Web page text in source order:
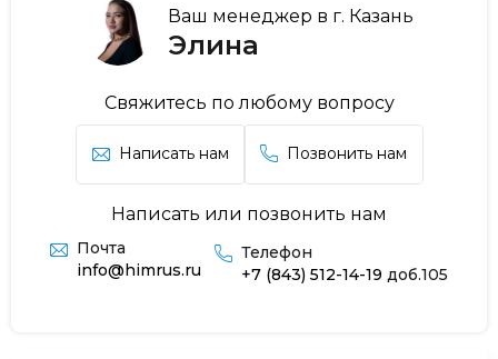
Ваш менеджер в г. Казань
Элина
Свяжитесь по любому вопросу
Написать нам Позвонить нам
Написать или позвонить нам
Почта
info@himrus.ru
Телефон
+7 (843) 512-14-19 доб.105